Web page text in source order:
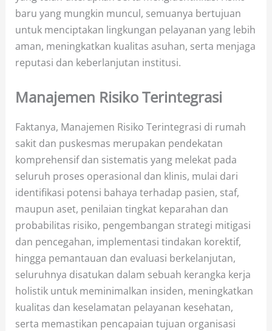
baru yang mungkin muncul, semuanya bertujuan
untuk menciptakan lingkungan pelayanan yang lebih
aman, meningkatkan kualitas asuhan, serta menjaga
reputasi dan keberlanjutan institusi.
Manajemen Risiko Terintegrasi
Faktanya, Manajemen Risiko Terintegrasi di rumah
sakit dan puskesmas merupakan pendekatan
komprehensif dan sistematis yang melekat pada
seluruh proses operasional dan klinis, mulai dari
identifikasi potensi bahaya terhadap pasien, staf,
maupun aset, penilaian tingkat keparahan dan
probabilitas risiko, pengembangan strategi mitigasi
dan pencegahan, implementasi tindakan korektif,
hingga pemantauan dan evaluasi berkelanjutan,
seluruhnya disatukan dalam sebuah kerangka kerja
holistik untuk meminimalkan insiden, meningkatkan
kualitas dan keselamatan pelayanan kesehatan,
serta memastikan pencapaian tujuan organisasi